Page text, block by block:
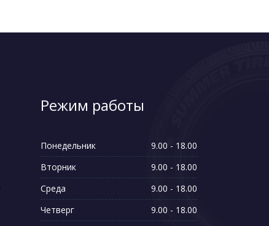
Режим работы
Понедельник
9.00 - 18.00
Вторник
9.00 - 18.00
Среда
9.00 - 18.00
Четверг
9.00 - 18.00